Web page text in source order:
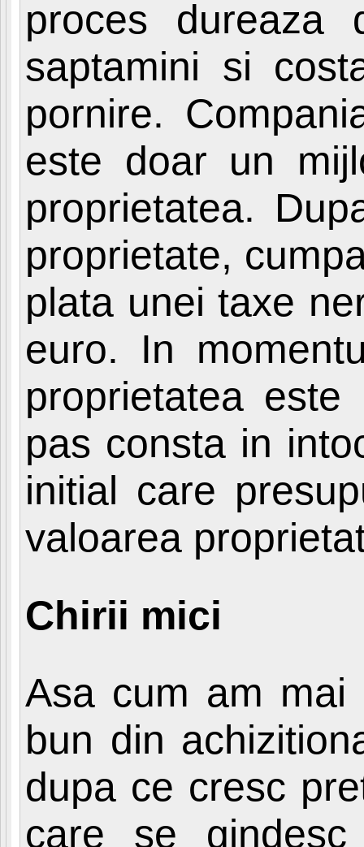
proces
saptamini si
pornire.
este doar un
proprietatea.
proprietate,
plata unei taxe
euro. In
proprietatea
pas consta in
initial care
valoarea
Chirii mici
Asa cum am
bun din
dupa ce cresc
care se